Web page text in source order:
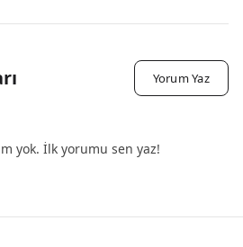
Yorum Yaz
yok. İlk yorumu sen yaz!